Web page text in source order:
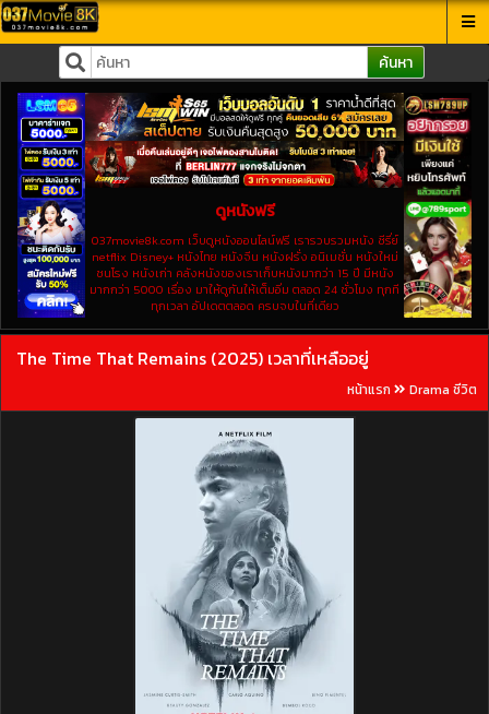
ค้นหา
ดูหนังฟรี
037movie8k.com เว็บดูหนังออนไลน์ฟรี เรารวบรวมหนัง ซีรี่ย์
netflix Disney+ หนังไทย หนังจีน หนังฝรั่ง อนิเมชั่น หนังใหม่
ชนโรง หนังเก่า คลังหนังของเราเก็บหนังมากว่า 15 ปี มีหนัง
มากกว่า 5000 เรื่อง มาให้ดูกันให้เต็มอิ่ม ตลอด 24 ชั่วโมง ทุกที
ทุกเวลา อัปเดตตลอด ครบจบในที่เดียว
The Time That Remains (2025) เวลาที่เหลืออยู่
หน้าแรก Drama ชีวิต